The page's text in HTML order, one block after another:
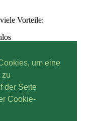
um eine
zu
der Seite
Cookie-
Vorteile: